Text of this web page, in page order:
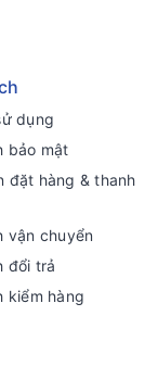
dụng
bảo mật
đặt hàng & thanh
vận chuyển
đổi trả
kiểm hàng